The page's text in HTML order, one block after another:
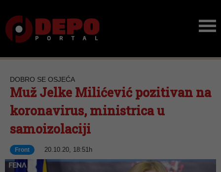
DOBRO SE OSJEĆA
Muž Jelke Milićević pozitivan na
koronavirus, ministrica u
samoizolaciji
Front 20.10.20, 18:51h